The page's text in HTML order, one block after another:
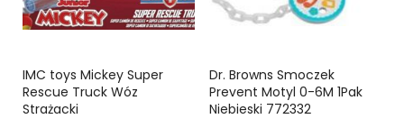
IMC toys Mickey Super
Rescue Truck Wóz
Strażacki
Dr. Browns Smoczek
Prevent Motyl 0-6M 1Pak
Niebieski 772332